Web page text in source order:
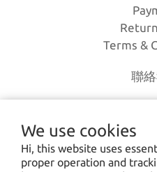
We use cookies
Hi, this website uses
proper operation and
Terms &
聯
時間｜
信箱｜
地址｜桃園市八德